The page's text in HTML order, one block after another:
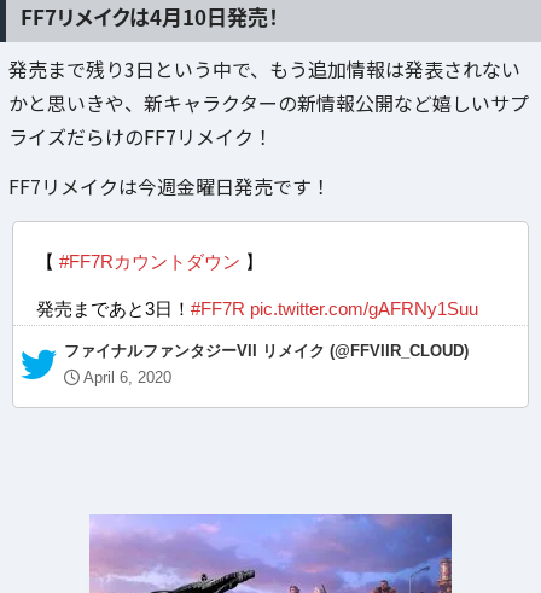
FF7リメイクは4月10日発売！
発売まで残り3日という中で、もう追加情報は発表されない
かと思いきや、新キャラクターの新情報公開など嬉しいサプ
ライズだらけのFF7リメイク！
FF7リメイクは今週金曜日発売です！
【 #FF7Rカウントダウン 】
発売まであと3日！ #FF7R pic.twitter.com/gAFRNy1Suu
— ファイナルファンタジーVII リメイク (@FFVIIR_CLOUD)
April 6, 2020